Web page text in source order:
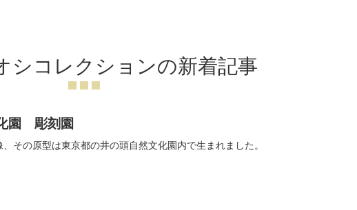
シコレクションの新着記事
園 彫刻園
その原型は東京都の井の頭自然文化園内で生まれました。